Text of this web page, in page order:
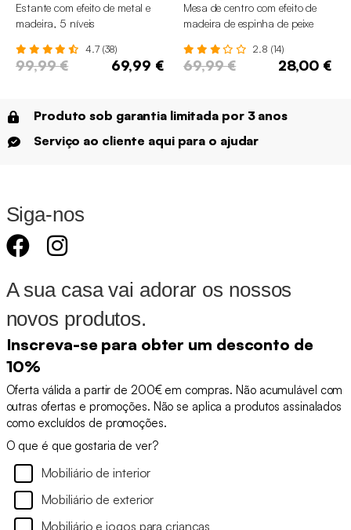
Estante com efeito de metal e
madeira, 5 níveis
4.7 (38)
99,99 € 69,99 €
Mesa de centro com efeito de
madeira de espinha de peixe
2.8 (14)
69,99 € 28,00 €
Produto sob garantia limitada por 3 anos
Serviço ao cliente aqui para o ajudar
Siga-nos
A sua casa vai adorar os nossos
novos produtos.
Inscreva-se para obter um desconto de
10%
Oferta válida a partir de 200€ em compras. Não acumulável com
outras ofertas e promoções. Não se aplica a produtos assinalados
como excluídos de promoções.
O que é que gostaria de ver?
Mobiliário de interior
Mobiliário de exterior
Mobiliário e jogos para crianças